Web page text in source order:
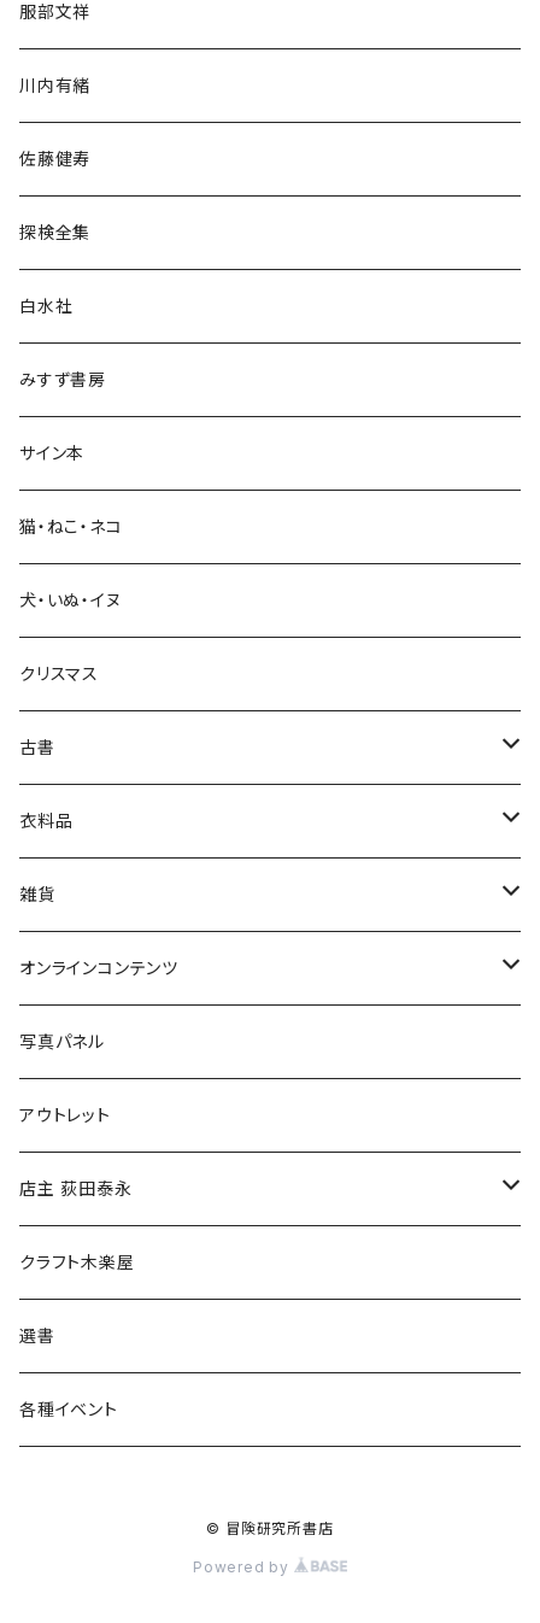
民族・風習
言語・ことば
生活・暮らし
芸術・絵画・写真
絵本・児童書
娯楽・エンターテインメント
服部文祥
川内有緒
佐藤健寿
探検全集
白水社
みすず書房
サイン本
猫・ねこ・ネコ
犬・いぬ・イヌ
クリスマス
古書
古書セット
美術
衣料品
POLEWARDS
Tシャツ
雑貨
バッグ
ブックカバー
マグカップ
傘
食料品
その他
オンラインコンテンツ
冒険クロストーク
写真パネル
アウトレット
店主 荻田泰永
書籍
ウェア
クラフト木楽屋
選書
各種イベント
© 冒険研究所書店
Powered by